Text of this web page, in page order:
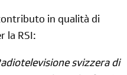
in qualità di
la RSI:
svizzera di